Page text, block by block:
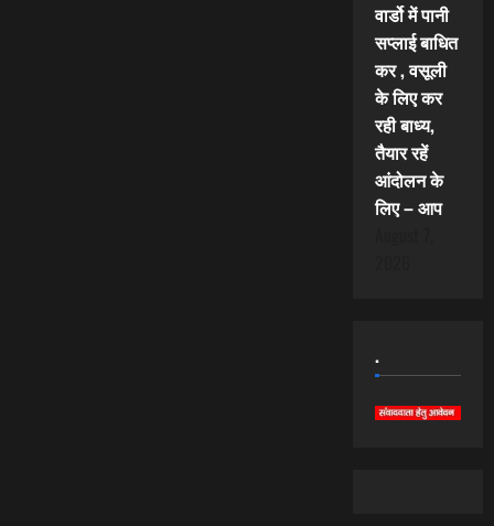
वार्डो में पानी
सप्लाई बाधित
कर , वसूली
के लिए कर
रही बाध्य,
तैयार रहें
आंदोलन के
लिए – आप
.